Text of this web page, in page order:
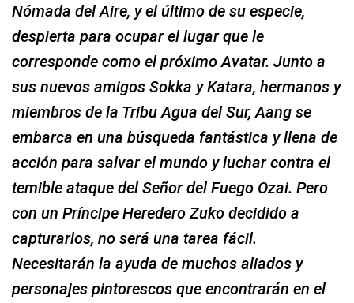
Nómada del Aire, y el último de su especie,
despierta para ocupar el lugar que le
corresponde como el próximo Avatar. Junto a
sus nuevos amigos Sokka y Katara, hermanos y
miembros de la Tribu Agua del Sur, Aang se
embarca en una búsqueda fantástica y llena de
acción para salvar el mundo y luchar contra el
temible ataque del Señor del Fuego Ozai. Pero
con un Príncipe Heredero Zuko decidido a
capturarlos, no será una tarea fácil.
Necesitarán la ayuda de muchos aliados y
personajes pintorescos que encontrarán en el